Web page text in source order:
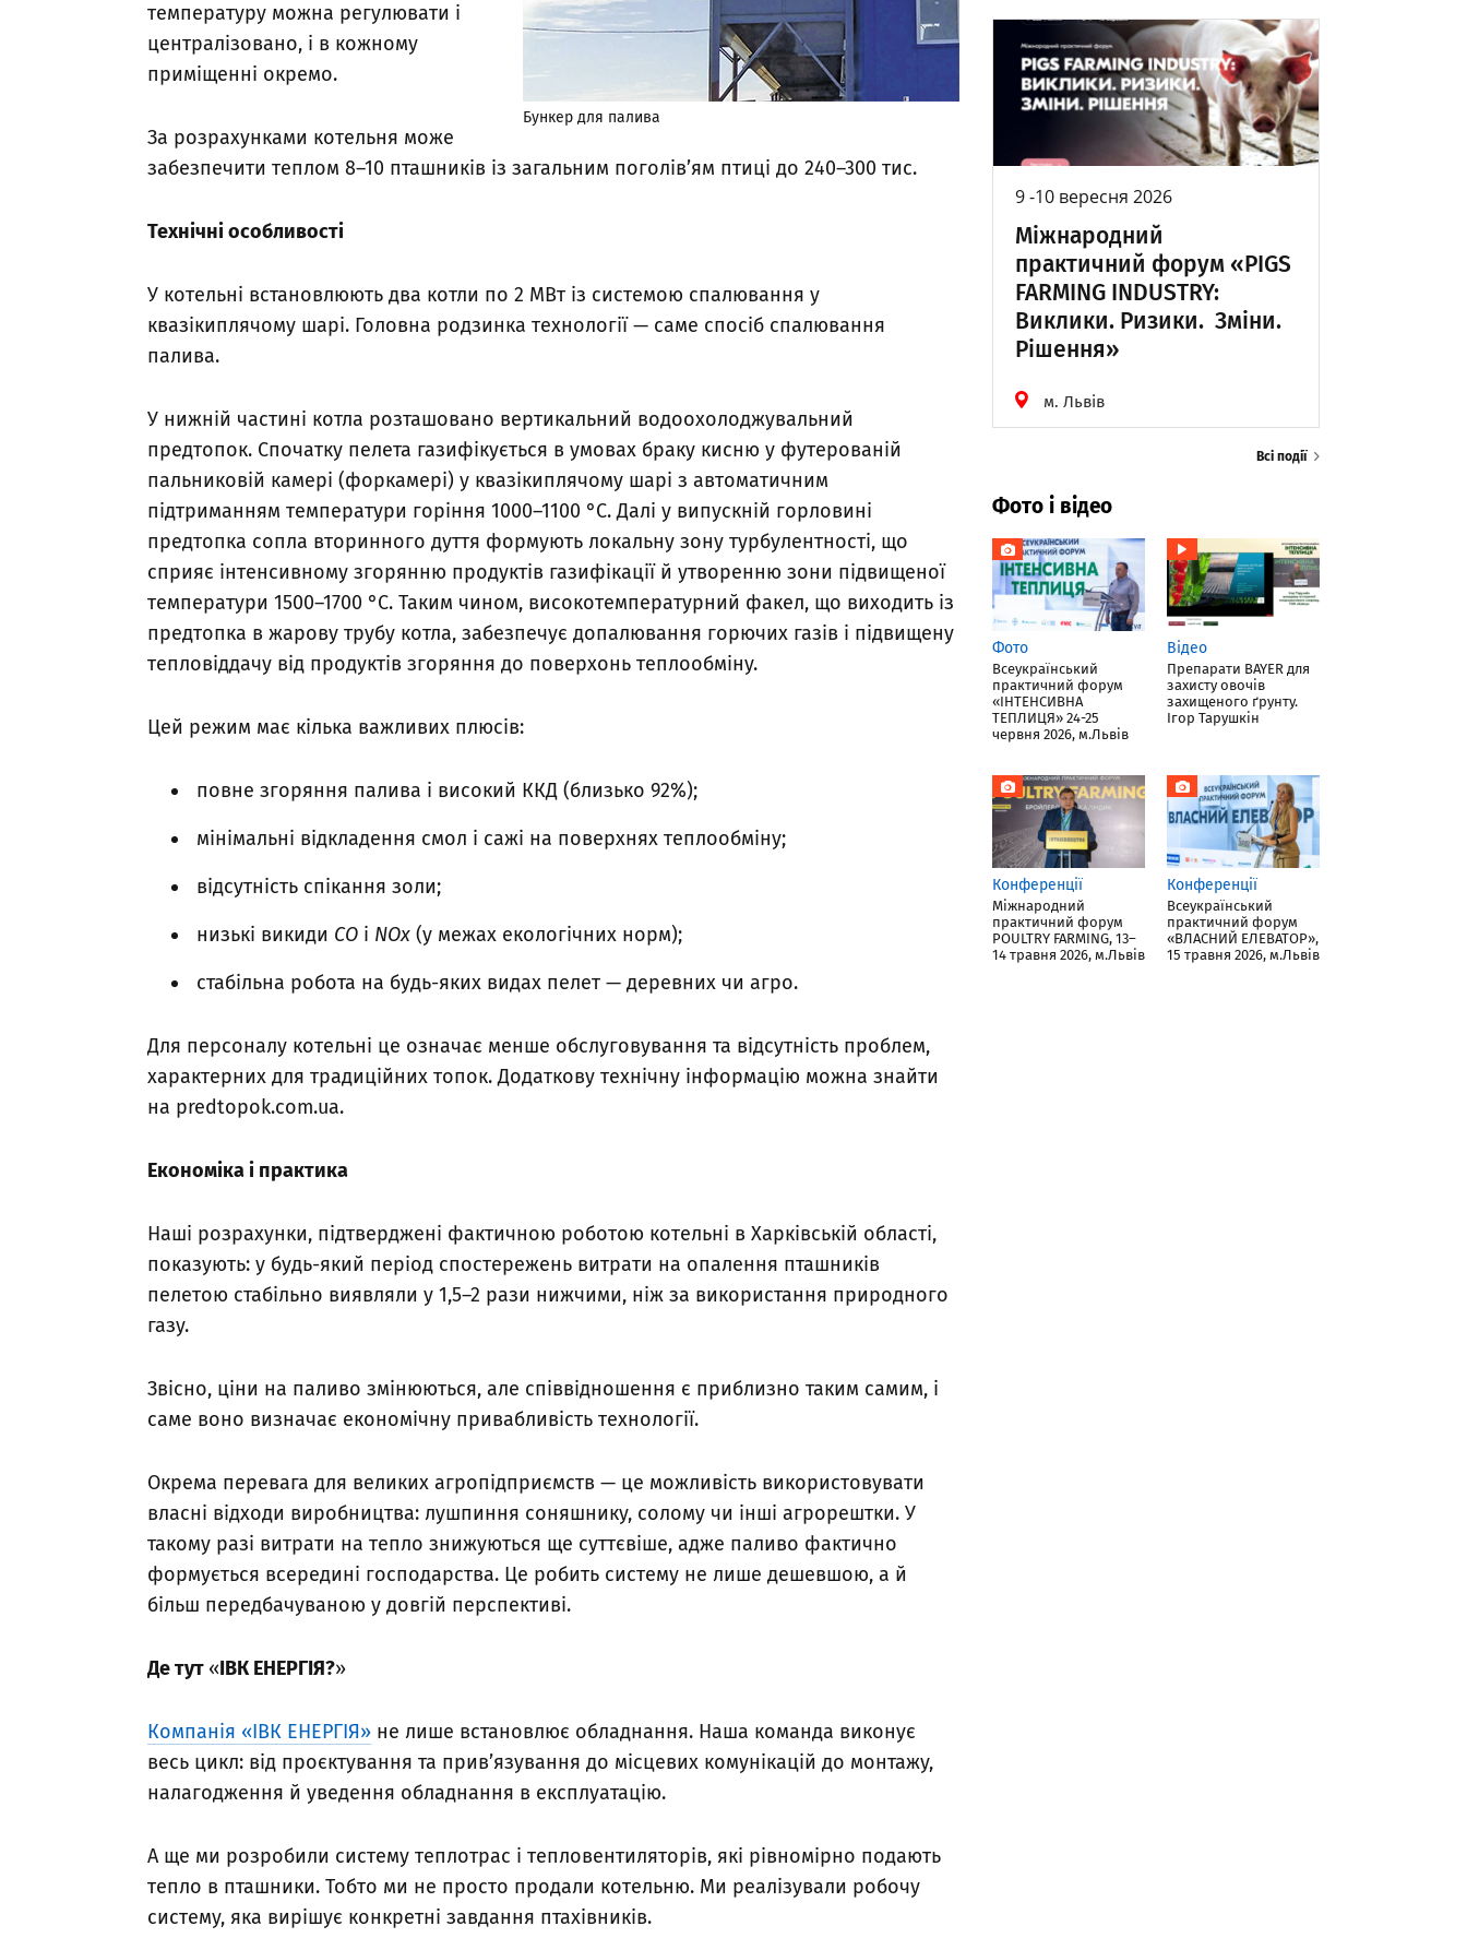
Бункер для палива
температуру можна регулювати і
централізовано, і в кожному
приміщенні окремо.
За розрахунками котельня може
забезпечити теплом 8–10 пташників із загальним поголів’ям птиці до 240–300 тис.
Технічні особливості
У котельні встановлюють два котли по 2 МВт із системою спалювання у
квазікиплячому шарі. Головна родзинка технології — саме спосіб спалювання
палива.
У нижній частині котла розташовано вертикальний водоохолоджувальний
предтопок. Спочатку пелета газифікується в умовах браку кисню у футерованій
пальниковій камері (форкамері) у квазікиплячому шарі з автоматичним
підтриманням температури горіння 1000–1100 °С. Далі у випускній горловині
предтопка сопла вторинного дуття формують локальну зону турбулентності, що
сприяє інтенсивному згорянню продуктів газифікації й утворенню зони підвищеної
температури 1500–1700 °С. Таким чином, високотемпературний факел, що виходить із
предтопка в жарову трубу котла, забезпечує допалювання горючих газів і підвищену
тепловіддачу від продуктів згоряння до поверхонь теплообміну.
Цей режим має кілька важливих плюсів:
повне згоряння палива і високий ККД (близько 92%);
мінімальні відкладення смол і сажі на поверхнях теплообміну;
відсутність спікання золи;
низькі викиди СО і NOx (у межах екологічних норм);
стабільна робота на будь-яких видах пелет — деревних чи агро.
Для персоналу котельні це означає менше обслуговування та відсутність проблем,
характерних для традиційних топок. Додаткову технічну інформацію можна знайти
на predtopok.com.ua.
Економіка і практика
Наші розрахунки, підтверджені фактичною роботою котельні в Харківській області,
показують: у будь-який період спостережень витрати на опалення пташників
пелетою стабільно виявляли у 1,5–2 рази нижчими, ніж за використання природного
газу.
Звісно, ціни на паливо змінюються, але співвідношення є приблизно таким самим, і
саме воно визначає економічну привабливість технології.
Окрема перевага для великих агропідприємств — це можливість використовувати
власні відходи виробництва: лушпиння соняшнику, солому чи інші агрорештки. У
такому разі витрати на тепло знижуються ще суттєвіше, адже паливо фактично
формується всередині господарства. Це робить систему не лише дешевшою, а й
більш передбачуваною у довгій перспективі.
Де тут «ІВК ЕНЕРГІЯ?»
Компанія «ІВК ЕНЕРГІЯ» не лише встановлює обладнання. Наша команда виконує
весь цикл: від проєктування та прив’язування до місцевих комунікацій до монтажу,
налагодження й уведення обладнання в експлуатацію.
А ще ми розробили систему теплотрас і тепловентиляторів, які рівномірно подають
тепло в пташники. Тобто ми не просто продали котельню. Ми реалізували робочу
систему, яка вирішує конкретні завдання птахівників.
9 -10 вересня 2026
Міжнародний
практичний форум «PIGS
FARMING INDUSTRY:
Виклики. Ризики. Зміни.
Рішення»
м. Львів
Всі події
Фото і відео
Фото
Всеукраїнський
практичний форум
«ІНТЕНСИВНА
ТЕПЛИЦЯ» 24-25
червня 2026, м.Львів
Відео
Препарати BAYER для
захисту овочів
захищеного ґрунту.
Ігор Тарушкін
Конференції
Міжнародний
практичний форум
POULTRY FARMING, 13–
14 травня 2026, м.Львів
Конференції
Всеукраїнський
практичний форум
«ВЛАСНИЙ ЕЛЕВАТОР»,
15 травня 2026, м.Львів